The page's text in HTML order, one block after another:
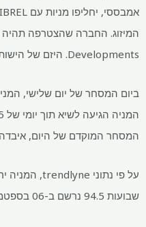
Developments. היזם של הישות המתמזגת יהיה Embassy Group.
המניה הגיעה לשיא תוך יומי של
המסחר המוקדם של היום, איבדה
שבועות 94.5 נרשם ב-06 בספטמבר 2022.